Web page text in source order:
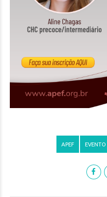
APEF EVENTO